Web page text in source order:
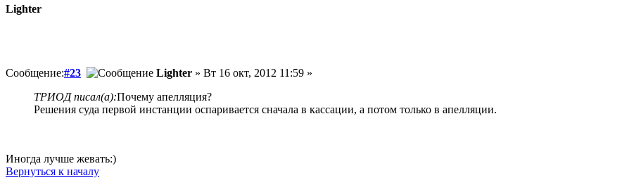
Lighter
Сообщение:#23 Lighter » Вт 16 окт, 2012 11:59 »
ТРИОД писал(а):Почему апелляция?
Решения суда первой инстанции оспаривается сначала в кассации, а потом только в апелляции.
Иногда лучше жевать:)
Вернуться к началу